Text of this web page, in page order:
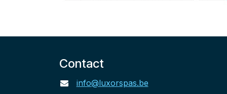
Contact
info@luxorspas.be